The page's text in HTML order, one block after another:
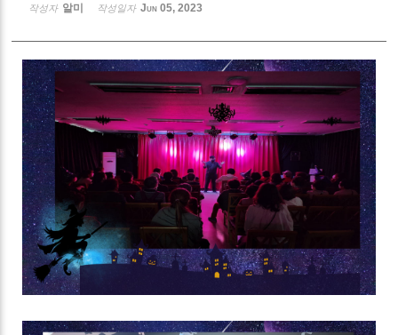
작성자 알미 작성일자 Jun 05, 2023
Sketchbook5, 스케치북5